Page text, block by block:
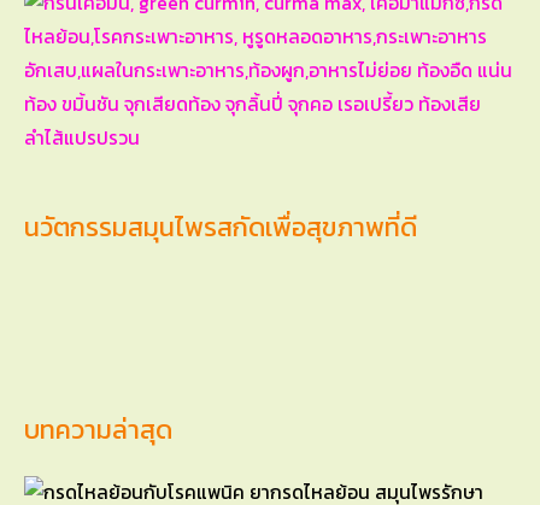
นวัตกรรมสมุนไพรสกัดเพื่อสุขภาพที่ดี
บทความล่าสุด